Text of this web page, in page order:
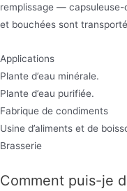
remplissage — capsuleuse-
et bouchées sont
Applications
Plante d’eau minérale.
Plante d’eau purifiée.
Fabrique de condiments
Usine d’aliments et de
Brasserie
Comment puis-je